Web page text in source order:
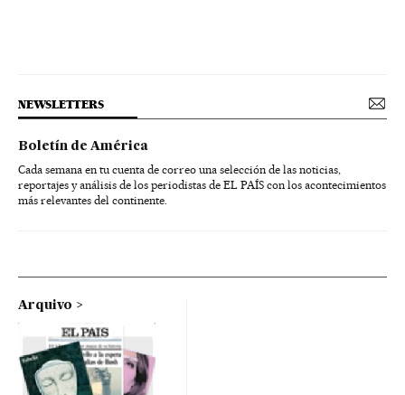
NEWSLETTERS
Boletín de América
Cada semana en tu cuenta de correo una selección de las noticias,
reportajes y análisis de los periodistas de EL PAÍS con los acontecimientos
más relevantes del continente.
Arquivo